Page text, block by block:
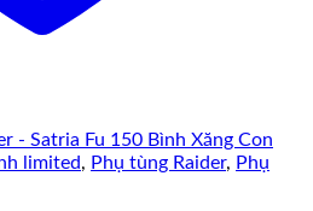
- Satria Fu 150 Bình Xăng Con
limited, Phụ tùng Raider, Phụ